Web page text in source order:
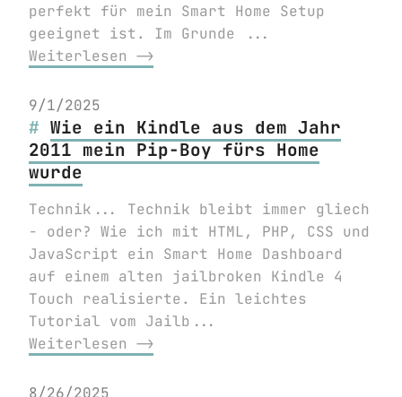
perfekt für mein Smart Home Setup
geeignet ist. Im Grunde ...
Weiterlesen ⟶
9/1/2025
Wie ein Kindle aus dem Jahr
2011 mein Pip-Boy fürs Home
wurde
Technik... Technik bleibt immer gliech
- oder? Wie ich mit HTML, PHP, CSS und
JavaScript ein Smart Home Dashboard
auf einem alten jailbroken Kindle 4
Touch realisierte. Ein leichtes
Tutorial vom Jailb...
Weiterlesen ⟶
8/26/2025